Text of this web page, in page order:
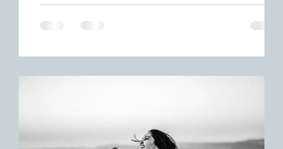
vizualizezi, să îți observi gândurile, să
lucrezi cu limbajul interior sau să îți
educi atenția. Problema nu este dorința.
Momentul în care fantezia ia locul